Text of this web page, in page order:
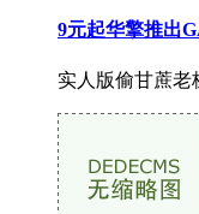
9元起华擎推出
实人版偷甘蔗老